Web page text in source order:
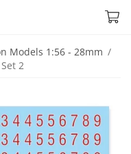
Models 1:56 - 28mm /
2